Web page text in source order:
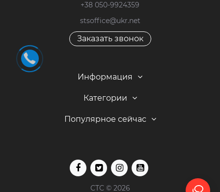
+38 050-9924359
stsoffice@ukr.net
Заказать звонок
Информация
Категории
Популярное сейчас
СТС © 2026